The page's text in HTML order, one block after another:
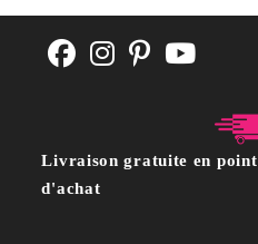
Livraison gratuite en
d'achat